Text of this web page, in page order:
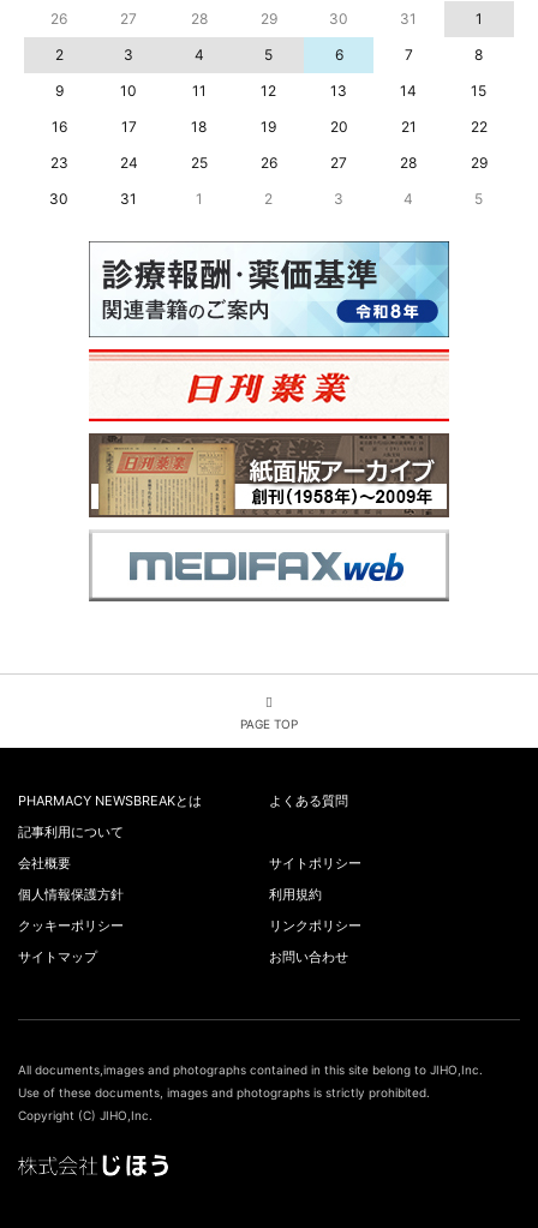
26 27 28 29 30 31
1
2
3 4 5 6 7
8
9
10 11 12 13 14
15
16
17 18 19 20 21
22
23
24 25 26 27 28
29
30
31 1 2 3 4 5
PAGE TOP
PHARMACY NEWSBREAKとは
よくある質問
記事利用について
会社概要
サイトポリシー
個人情報保護方針
利用規約
クッキーポリシー
リンクポリシー
サイトマップ
お問い合わせ
All documents,images and photographs contained in this site belong to JIHO,Inc.
Use of these documents, images and photographs is strictly prohibited.
Copyright (C) JIHO,Inc.